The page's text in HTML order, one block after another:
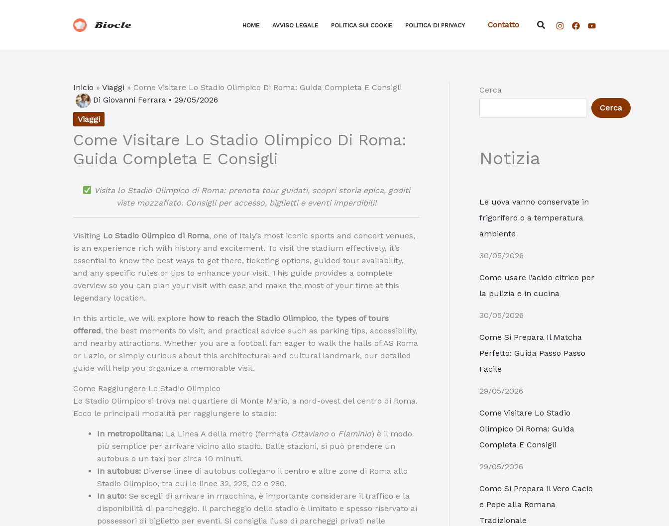
Biocle HOME AVVISO LEGALE POLITICA SUI COOKIE POLITICA DI PRIVACY Contatto Cerca
Inicio » Viaggi » Come Visitare Lo Stadio Olimpico Di Roma: Guida Completa E Consigli
Di Giovanni Ferrara • 29/05/2026
Viaggi
Come Visitare Lo Stadio Olimpico Di Roma:
Guida Completa E Consigli
Visita lo Stadio Olimpico di Roma: prenota tour guidati, scopri storia epica, goditi
viste mozzafiato. Consigli per accesso, biglietti e eventi imperdibili!
Visiting Lo Stadio Olimpico di Roma, one of Italy’s most iconic sports and concert venues,
is an experience rich with history and excitement. To visit the stadium effectively, it’s
essential to know the best ways to get there, ticketing options, guided tour availability,
and any specific rules or tips to enhance your visit. This guide provides a complete
overview so you can plan your visit with ease and make the most of your time at this
legendary location.
In this article, we will explore how to reach the Stadio Olimpico, the types of tours
offered, the best moments to visit, and practical advice such as parking tips, accessibility,
and nearby attractions. Whether you are a football fan eager to walk the halls of AS Roma
or Lazio, or simply curious about this architectural and cultural landmark, our detailed
guide will help you organize a memorable visit.
Come Raggiungere Lo Stadio Olimpico
Lo Stadio Olimpico si trova nel quartiere di Monte Mario, a nord-ovest del centro di Roma.
Ecco le principali modalità per raggiungere lo stadio:
In metropolitana: La Linea A della metro (fermata Ottaviano o Flaminio) è il modo
più semplice per arrivare vicino allo stadio. Dalle stazioni, si può prendere un
autobus o un taxi per circa 10 minuti.
In autobus: Diverse linee di autobus collegano il centro e altre zone di Roma allo
Stadio Olimpico, tra cui le linee 32, 225, C2 e 280.
In auto: Se scegli di arrivare in macchina, è importante considerare il traffico e la
disponibilità di parcheggio. Il parcheggio dello stadio è limitato e spesso riservato ai
possessori di biglietto per eventi. Si consiglia l’uso di parcheggi privati nelle
Cerca
Cerca
Notizia
Le uova vanno conservate in
frigorifero o a temperatura
ambiente
30/05/2026
Come usare l’acido citrico per
la pulizia e in cucina
30/05/2026
Come Si Prepara Il Matcha
Perfetto: Guida Passo Passo
Facile
29/05/2026
Come Visitare Lo Stadio
Olimpico Di Roma: Guida
Completa E Consigli
29/05/2026
Come Si Prepara il Vero Cacio
e Pepe alla Romana
Tradizionale